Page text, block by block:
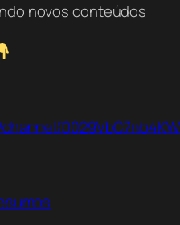
novos conteúdos